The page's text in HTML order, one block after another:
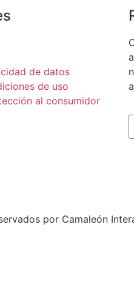
de datos
de uso
al consumidor
por Camaleón